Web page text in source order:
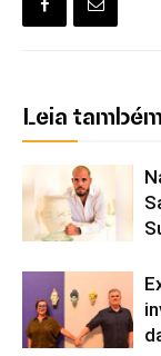
Leia também